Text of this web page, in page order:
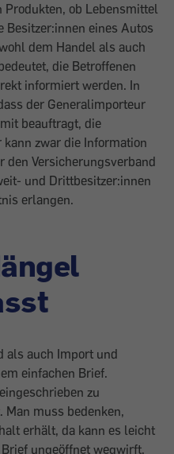
Produkten, ob Lebensmittel
Besitzer:innen eines Autos
dem Handel als auch
die Betroffenen
informiert werden. In
der Generalimporteur
beauftragt, die
zwar die Information
den Versicherungsverband
und Drittbesitzer:innen
erlangen.
als auch Import und
einfachen Brief.
zu
muss bedenken,
erhält, da kann es leicht
ungeöffnet wegwirft,